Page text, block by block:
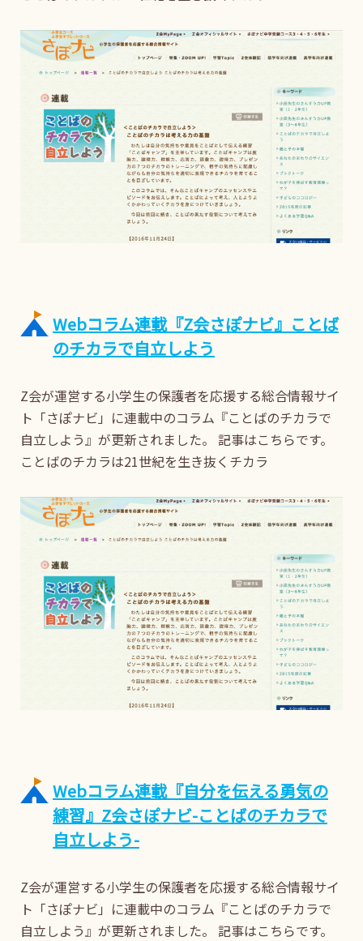
Webコラム連載『Z会さぽナビ』ことば
のチカラで自立しよう
Z会が運営する小学生の保護者を応援する総合情報サイ
ト「さぽナビ」に連載中のコラム『ことばのチカラで
自立しよう』が更新されました。 記事はこちらです。
ことばのチカラは21世紀を生き抜くチカラ
Webコラム連載『自分を伝える勇気の
練習』Z会さぽナビ-ことばのチカラで
自立しよう-
Z会が運営する小学生の保護者を応援する総合情報サイ
ト「さぽナビ」に連載中のコラム『ことばのチカラで
自立しよう』が更新されました。 記事はこちらです。